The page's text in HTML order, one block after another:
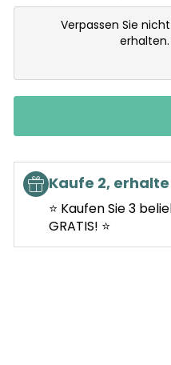
Verpassen Sie
Kaufe 2,
⭐ Kaufen Sie 3
GRATIS! ⭐